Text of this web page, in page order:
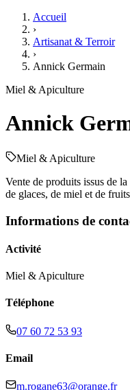
Accueil
›
Artisanat & Terroir
›
Annick Germain
Miel & Apiculture
Annick
Miel & Apiculture
Vente de produits issus de
de glaces, de miel et de
Informations de
Activité
Miel & Apiculture
Téléphone
07 60 72 53 93
Email
m.rogane63@orange.fr